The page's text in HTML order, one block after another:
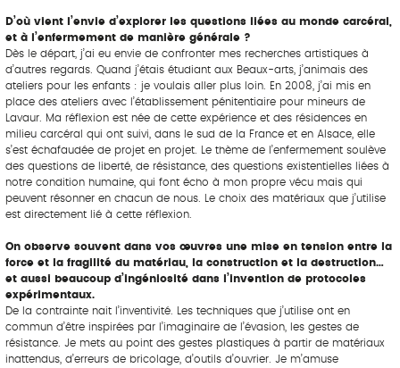
D’où vient l’envie d’explorer les questions liées au monde carcéral,
et à l’enfermement de manière générale ?
Dès le départ, j’ai eu envie de confronter mes recherches artistiques à
d’autres regards. Quand j’étais étudiant aux Beaux-arts, j’animais des
ateliers pour les enfants : je voulais aller plus loin. En 2008, j’ai mis en
place des ateliers avec l’établissement pénitentiaire pour mineurs de
Lavaur. Ma réflexion est née de cette expérience et des résidences en
milieu carcéral qui ont suivi, dans le sud de la France et en Alsace, elle
s’est échafaudée de projet en projet. Le thème de l’enfermement soulève
des questions de liberté, de résistance, des questions existentielles liées à
notre condition humaine, qui font écho à mon propre vécu mais qui
peuvent résonner en chacun de nous. Le choix des matériaux que j’utilise
est directement lié à cette réflexion.
On observe souvent dans vos œuvres une mise en tension entre la
force et la fragilité du matériau, la construction et la destruction…
et aussi beaucoup d’ingéniosité dans l’invention de protocoles
expérimentaux.
De la contrainte nait l’inventivité. Les techniques que j’utilise ont en
commun d’être inspirées par l’imaginaire de l’évasion, les gestes de
résistance. Je mets au point des gestes plastiques à partir de matériaux
inattendus, d’erreurs de bricolage, d’outils d’ouvrier. Je m’amuse